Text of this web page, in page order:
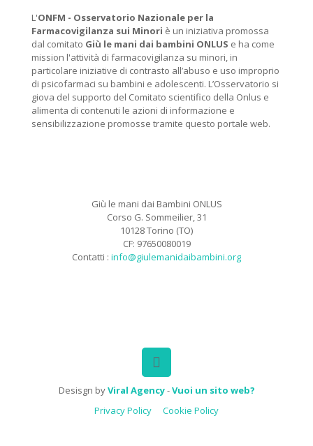
L'ONFM - Osservatorio Nazionale per la
Farmacovigilanza sui Minori è un iniziativa promossa
dal comitato Giù le mani dai bambini ONLUS e ha come
mission l'attività di farmacovigilanza su minori, in
particolare iniziative di contrasto all’abuso e uso improprio
di psicofarmaci su bambini e adolescenti. L’Osservatorio si
giova del supporto del Comitato scientifico della Onlus e
alimenta di contenuti le azioni di informazione e
sensibilizzazione promosse tramite questo portale web.
Giù le mani dai Bambini ONLUS
Corso G. Sommeilier, 31
10128 Torino (TO)
CF: 97650080019
Contatti : info@giulemanidaibambini.org
Desisgn byViral Agency-Vuoi un sito web?
Privacy Policy
Cookie Policy